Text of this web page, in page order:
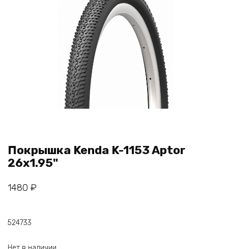
Покрышка Kenda K-1153 Aptor
26х1.95"
1480 ₽
524733